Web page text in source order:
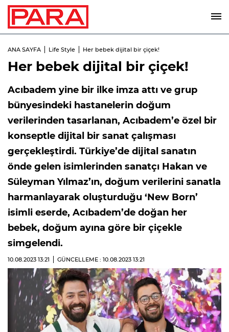
ANA SAYFA Life Style Her bebek dijital bir çiçek!
Her bebek dijital bir çiçek!
Acıbadem yine bir ilke imza attı ve grup
bünyesindeki hastanelerin doğum
verilerinden tasarlanan, Acıbadem’e özel bir
konseptle dijital bir sanat çalışması
gerçekleştirdi. Türkiye’de dijital sanatın
önde gelen isimlerinden sanatçı Hakan ve
Süleyman Yılmaz’ın, doğum verilerini sanatla
harmanlayarak oluşturduğu ‘New Born’
isimli eserde, Acıbadem’de doğan her
bebek, doğum ayına göre bir çiçekle
simgelendi.
10.08.2023 13:21 GÜNCELLEME : 10.08.2023 13:21